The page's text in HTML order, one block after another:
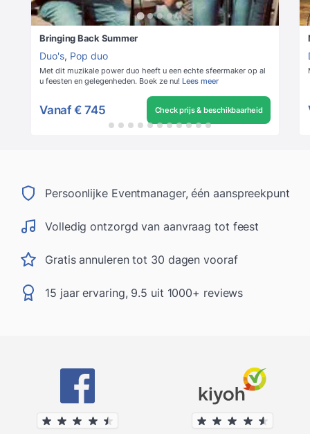
Bringing Back Summer
Duo's, Pop duo
Met dit muzikale power duo heeft u een echte sfeermaker op al
u feesten en gelegenheden. Boek ze nu! Lees meer
Vanaf € 745 Check prijs & beschikbaarheid
Persoonlijke Eventmanager, één aanspreekpunt
Volledig ontzorgd van aanvraag tot feest
Gratis annuleren tot 30 dagen vooraf
15 jaar ervaring, 9.5 uit 1000+ reviews